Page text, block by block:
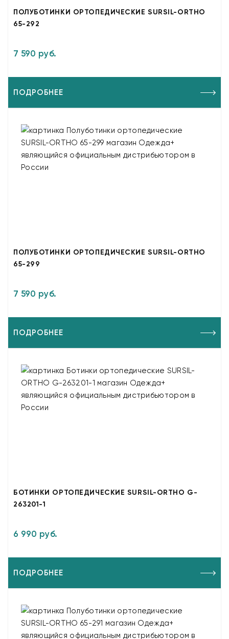
ПОЛУБОТИНКИ ОРТОПЕДИЧЕСКИЕ SURSIL-ORTHO
65-292
7 590 руб.
ПОДРОБНЕЕ
ПОЛУБОТИНКИ ОРТОПЕДИЧЕСКИЕ SURSIL-ORTHO
65-299
7 590 руб.
ПОДРОБНЕЕ
БОТИНКИ ОРТОПЕДИЧЕСКИЕ SURSIL-ORTHO G-
263201-1
6 990 руб.
ПОДРОБНЕЕ